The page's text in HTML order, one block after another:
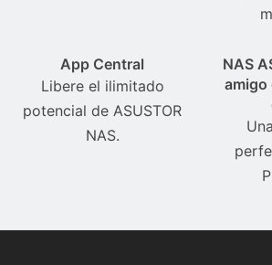
App Central
Libere el ilimitado
potencial de ASUSTOR
NAS.
NAS
amigo